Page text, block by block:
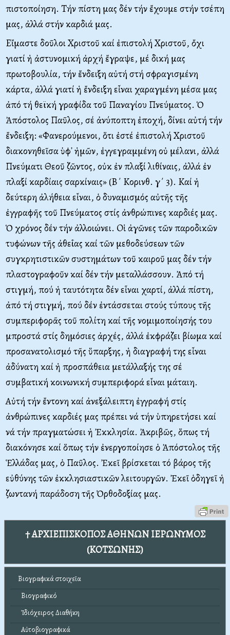
πιστοποίηση. Tήν πίστη μας δέν τήν ἔχουμε στήν τσέπη
μας, ἀλλά στήν καρδιά μας.
Eἴμαστε δοῦλοι Xριστοῦ καί ἐπιστολή Xριστοῦ, ὄχι
γιατί ἡ ἀστυνομική ἀρχή ἔγραψε, μέ δική μας
πρωτοβουλία, τήν ἔνδειξη αὐτή στή σφραγισμένη
κάρτα, ἀλλά γιατί ἡ ἔνδειξη εἶναι χαραγμένη μέσα μας
ἀπό τή θεϊκή γραφίδα τοῦ Παναγίου Πνεύματος. Ὁ
Ἀπόστολος Παῦλος, σέ ἀνύποπτη ἐποχή, δίνει αὐτή τήν
ἔνδειξη: «Φανερούμενοι, ὅτι ἐστέ ἐπιστολή Xριστοῦ
διακονηθεῖσα ὑφ᾽ ἡμῶν, ἐγγεγραμμένη οὐ μέλανι, ἀλλά
Πνεύματι Θεοῦ ζῶντος, οὐκ ἐν πλαξί λιθίναις, ἀλλά ἐν
πλαξί καρδίαις σαρκίναις» (B΄ Kορινθ. γ΄ 3). Kαί ἡ
δεύτερη ἀλήθεια εἶναι, ὁ δυναμισμός αὐτῆς τῆς
ἐγγραφῆς τοῦ Πνεύματος στίς ἀνθρώπινες καρδιές μας.
Ὁ χρόνος δέν τήν ἀλλοιώνει. Oἱ ἀγῶνες τῶν παροδικῶν
τυφώνων τῆς ἀθεΐας καί τῶν μεθοδεύσεων τῶν
συγκρητιστικῶν συστημάτων τοῦ καιροῦ μας δέν τήν
πλαστογραφοῦν καί δέν τήν μεταλλάσσουν. Ἀπό τή
στιγμή, πού ἡ ταυτότητα δέν εἶναι χαρτί, ἀλλά πίστη,
ἀπό τή στιγμή, πού δέν ἐντάσσεται στούς τύπους τῆς
συμπεριφορᾶς τοῦ πολίτη καί τῆς νομιμοποίησής του
μπροστά στίς δημόσιες ἀρχές, ἀλλά ἐκφράζει βίωμα καί
προσανατολισμό τῆς ὕπαρξης, ἡ διαγραφή της εἶναι
ἀδύνατη καί ἡ προσπάθεια μετάλλαξής της σέ
συμβατική κοινωνική συμπεριφορά εἶναι μάταιη.
Aὐτή τήν ἔντονη καί ἀνεξάλειπτη ἐγγραφή στίς
ἀνθρώπινες καρδιές μας πρέπει νά τήν ὑπηρετήσει καί
νά τήν πραγματώσει ἡ Ἐκκλησία. Ἀκριβῶς, ὅπως τή
διακόνησε καί ὅπως τήν ἐνεργοποίησε ὁ Ἀπόστολος τῆς
Ἑλλάδας μας, ὁ Παῦλος. Ἐκεῖ βρίσκεται τό βάρος τῆς
εὐθύνης τῶν ἐκκλησιαστικῶν λειτουργῶν. Ἐκεῖ ὁδηγεῖ ἡ
ζωντανή παράδοση τῆς Ὀρθοδοξίας μας.
† ΑΡΧΙΕΠΙΣΚΟΠΟΣ ΑΘΗΝΩΝ ΙΕΡΩΝΥΜΟΣ
(ΚΟΤΣΩΝΗΣ)
Βιογραφικά στοιχεῖα
Βιογραφικό
Ἰδιόχειρος Διαθήκη
Αὐτοβιογραφικά